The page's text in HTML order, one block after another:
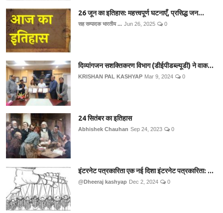
26 जून का इतिहास: महत्त्वपूर्ण घटनाएँ, प्रसिद्ध जन...
सह सम्पादक भारतीय ... Jun 26, 2025 0
दिव्यांगजन सशक्तिकरण विभाग (डीईपीडब्ल्यूडी) ने वाक...
KRISHAN PAL KASHYAP Mar 9, 2024 0
24 सितंबर का इतिहास
Abhishek Chauhan Sep 24, 2023 0
इंटरनेट पत्रकारिता एक नई दिशा इंटरनेट पत्रकारिता: ...
@Dheeraj kashyap Dec 2, 2024 0